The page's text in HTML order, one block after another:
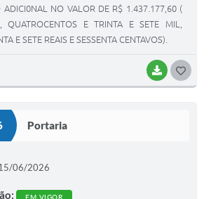
BAIXAR
ADICI0NAL NO VALOR DE R$ 1.437.177,60 (
QUATROCENTOS E TRINTA E SETE MIL,
E SETE REAIS E SESSENTA CENTAVOS).
Portaria
06/2026
EM VIGOR